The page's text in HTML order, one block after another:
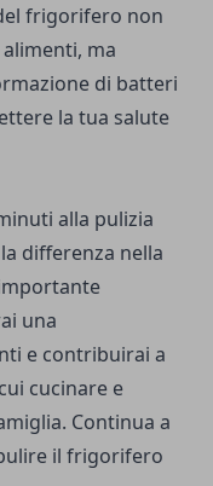
frigorifero non
ma
di batteri
la tua salute
alla pulizia
differenza nella
una
e contribuirai a
cucinare e
Continua a
il frigorifero